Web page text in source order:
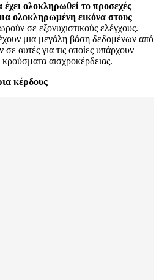
ολοκληρωθεί το προσεχές
ολοκληρωμένη εικόνα στους
σε εξονυχιστικούς ελέγχους.
έχουν μια μεγάλη βάση δεδομένων από
σε αυτές για τις οποίες υπάρχουν
κρούσματα αισχροκέρδειας.
κέρδους